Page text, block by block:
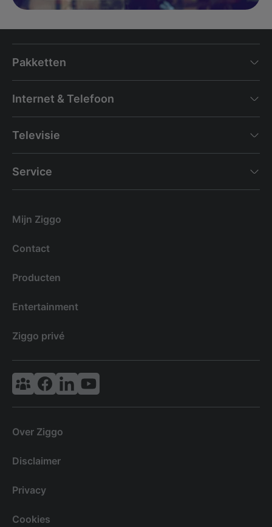
Pakketten
Internet & Telefoon
Televisie
Service
Mijn Ziggo
Contact
Producten
Entertainment
Ziggo privé
Vodafone & Ziggo Community
Ziggo Facebook
VodafoneZiggo LinkedIn
Ziggo YouTube
Over Ziggo
Disclaimer
Privacy
Cookies